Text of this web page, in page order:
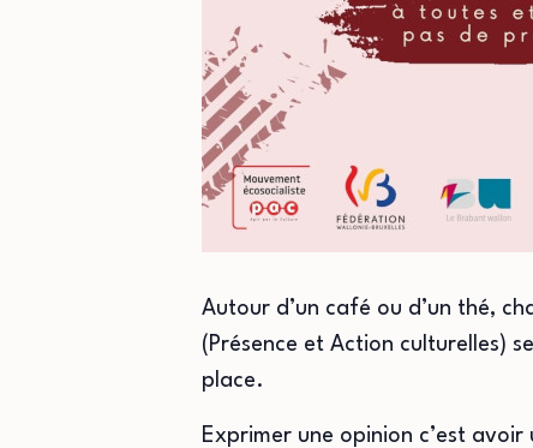
Autour d’un café ou d’un thé,
(Présence et Action culturelles)
place.
Exprimer une opinion c’est